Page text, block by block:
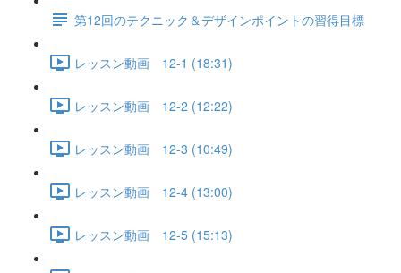
第12回のテクニック＆デザインポイントの習得目標
レッスン動画 12-1 (18:31)
レッスン動画 12-2 (12:22)
レッスン動画 12-3 (10:49)
レッスン動画 12-4 (13:00)
レッスン動画 12-5 (15:13)